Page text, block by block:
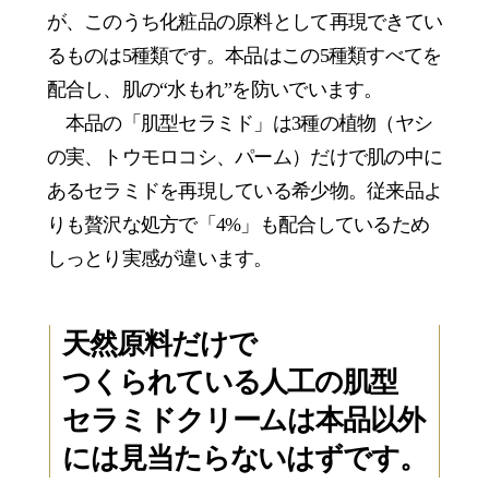
が、このうち化粧品の原料として再現できてい
るものは5種類です。本品はこの5種類すべてを
配合し、肌の“水もれ”を防いでいます。
本品の「肌型セラミド」は3種の植物（ヤシ
の実、トウモロコシ、パーム）だけで肌の中に
あるセラミドを再現している希少物。従来品よ
りも贅沢な処方で「4%」も配合しているため
しっとり実感が違います。
天然原料だけで
つくられている人工の肌型
セラミドクリームは本品以外
には見当たらないはずです。